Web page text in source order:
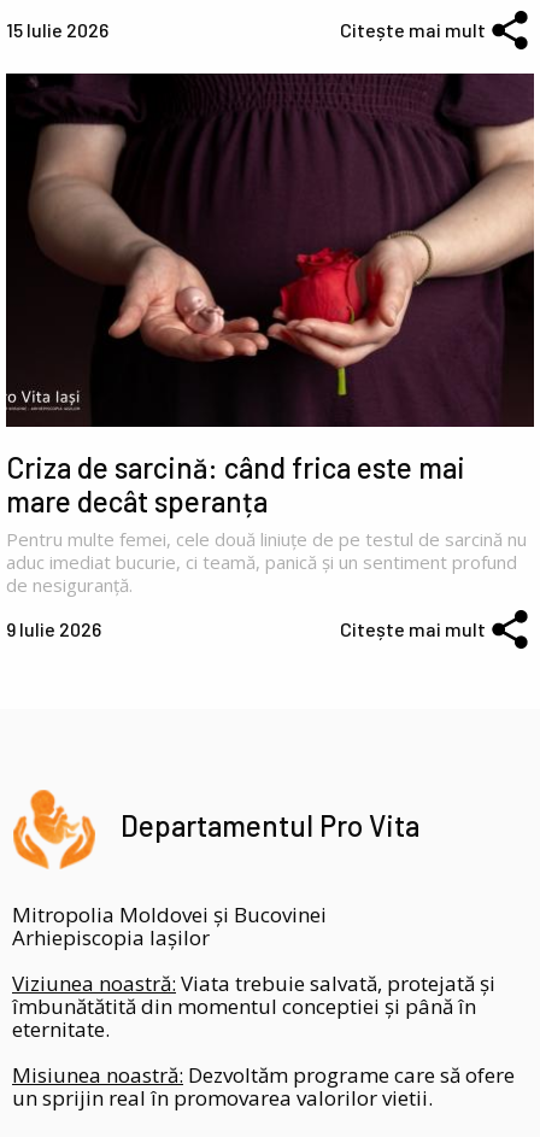
15 Iulie 2026 Citește mai mult
Criza de sarcină: când frica este mai
mare decât speranța
Pentru multe femei, cele două liniuțe de pe testul de sarcină nu
aduc imediat bucurie, ci teamă, panică și un sentiment profund
de nesiguranță.
9 Iulie 2026 Citește mai mult
Departamentul Pro Vita
Mitropolia Moldovei și Bucovinei
Arhiepiscopia Iașilor
Viziunea noastră: Viata trebuie salvată, protejată și
îmbunătătită din momentul conceptiei și până în
eternitate.
Misiunea noastră: Dezvoltăm programe care să ofere
un sprijin real în promovarea valorilor vietii.